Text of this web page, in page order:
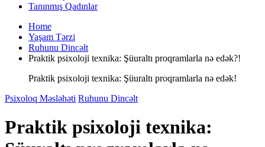
Tanınmış Qadınlar
Home
Yaşam Tərzi
Ruhunu Dincəlt
Praktik psixoloji texnika: Şüuraltı proqramlarla nə edək?!
Praktik psixoloji texnika: Şüuraltı proqramlarla nə edək!
Psixoloq Məsləhəti Ruhunu Dincəlt
Praktik psixoloji texnika: